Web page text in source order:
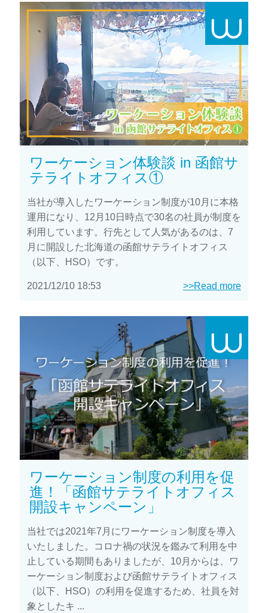
ワーケーション体験談 in 函館サ
テライトオフィス①
当社が導入したワーケーション制度が10月に本格
運用になり、12月10日時点で30名の社員が制度を
利用しています。行先として人気があるのは、7
月に開設した北海道の函館サテライトオフィス
（以下、HSO）です。
2021/12/10 18:53 >>Read more
ワーケーション制度の利用を促
進！「函館サテライトオフィス
開設キャンペーン」
当社では2021年7月にワーケーション制度を導入
いたしました。コロナ禍の状況を鑑みて利用を中
止している期間もありましたが、10月からは、ワ
ーケーション制度および函館サテライトオフィス
（以下、HSO）の利用を促進するため、社員を対
象としたキ ...